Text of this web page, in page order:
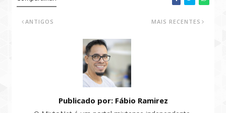
MAIS RECENTES
ANTIGOS
Publicado por: Fábio Ramirez